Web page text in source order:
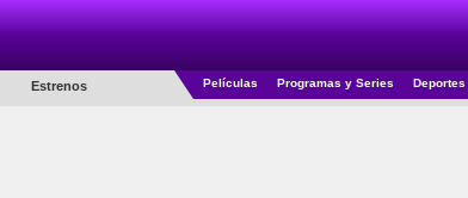
Estrenos Películas Programas y Series Deportes